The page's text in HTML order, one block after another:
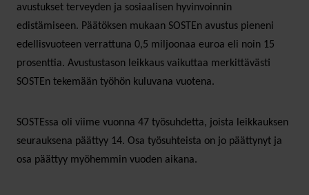
avustukset terveyden ja sosiaalisen hyvinvoinnin
edistämiseen. Päätöksen mukaan SOSTEn avustus pieneni
edellisvuoteen verrattuna 0,5 miljoonaa euroa eli noin 15
prosenttia. Avustustason leikkaus vaikuttaa merkittävästi
SOSTEn tekemään työhön kuluvana vuotena.
SOSTEssa oli viime vuonna 47 työsuhdetta, joista leikkauksen
seurauksena päättyy 14. Osa työsuhteista on jo päättynyt ja
osa päättyy myöhemmin vuoden aikana.